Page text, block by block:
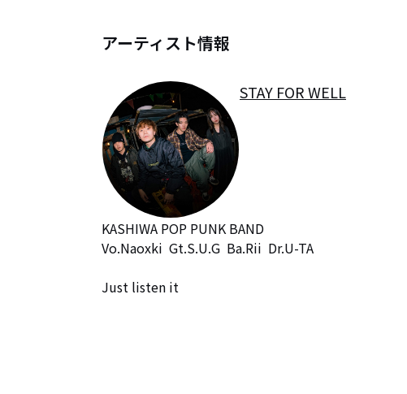
アーティスト情報
STAY FOR WELL
KASHIWA POP PUNK BAND
Vo.Naoxki  Gt.S.U.G  Ba.Rii  Dr.U-TA
Just listen it